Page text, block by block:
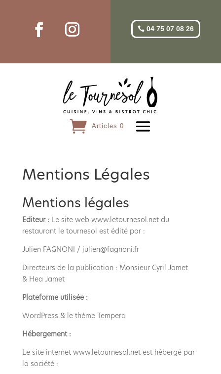
04 75 07 08 26
Articles 0
Mentions Légales
Mentions légales
Editeur : Le site web www.letournesol.net du
restaurant le tournesol est édité par :
Julien FAGNONI / julien@fagnoni.fr
Directeurs de la publication : Monsieur Cyril Jamet
& Hea Jamet
Plateforme utilisée :
WordPress & le thème Tempera
Hébergement :
Le site internet www.letournesol.net est hébergé par
la société :